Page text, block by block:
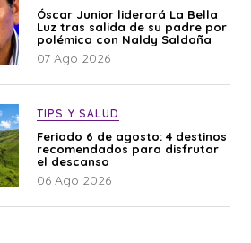
Óscar Junior liderará La Bella
Luz tras salida de su padre por
polémica con Naldy Saldaña
07 Ago 2026
TIPS Y SALUD
Feriado 6 de agosto: 4 destinos
recomendados para disfrutar
el descanso
06 Ago 2026